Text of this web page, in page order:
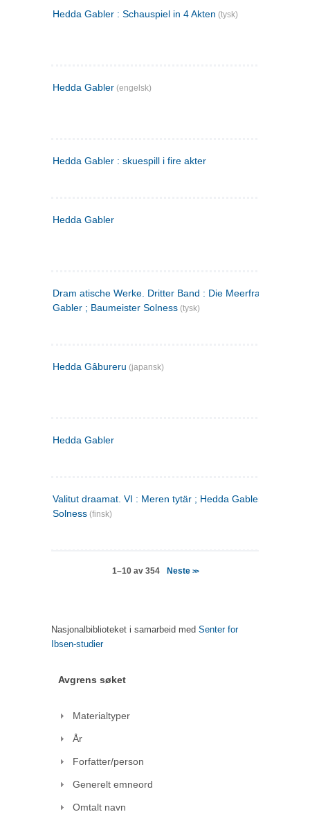
Hedda Gabler : Schauspiel in 4 Akten (tysk)
Hedda Gabler (engelsk)
Hedda Gabler : skuespill i fire akter
Hedda Gabler
Dram atische Werke. Dritter Band : Die Meerfrau ; Hedda
Gabler ; Baumeister Solness (tysk)
Hedda Gâbureru (japansk)
Hedda Gabler
Valitut draamat. VI : Meren tytär ; Hedda Gabler ;
Solness (finsk)
1–10 av 354 Neste >>
Nasjonalbiblioteket i samarbeid med Senter for
Ibsen-studier
Avgrens søket
Materialtyper
År
Forfatter/person
Generelt emneord
Omtalt navn